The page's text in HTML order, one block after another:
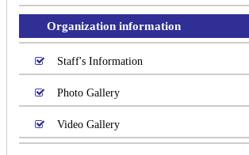
Organization information
Staff's Information
Photo Gallery
Video Gallery